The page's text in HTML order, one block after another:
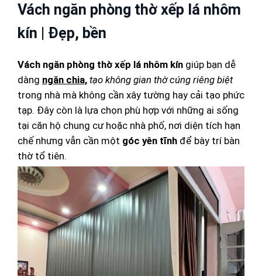
Vách ngăn phòng thờ xếp lá nhôm
kín | Đẹp, bền
Vách ngăn phòng thờ xếp lá nhôm kín giúp bạn dễ
dàng ngăn chia, tạo không gian thờ cúng riêng biệt
trong nhà mà không cần xây tường hay cải tạo phức
tạp. Đây còn là lựa chọn phù hợp với những ai sống
tại căn hộ chung cư hoặc nhà phố, nơi diện tích hạn
chế nhưng vẫn cần một góc yên tĩnh để bày trí bàn
thờ tổ tiên.